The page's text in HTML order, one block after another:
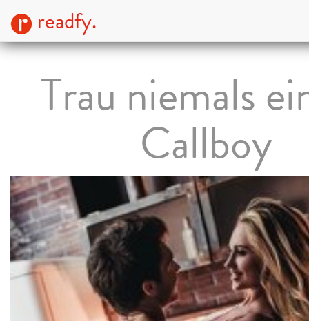
readfy.
Trau niemals
Callboy